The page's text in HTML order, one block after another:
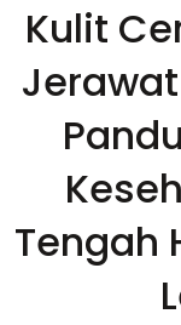
Kulit
Tengah